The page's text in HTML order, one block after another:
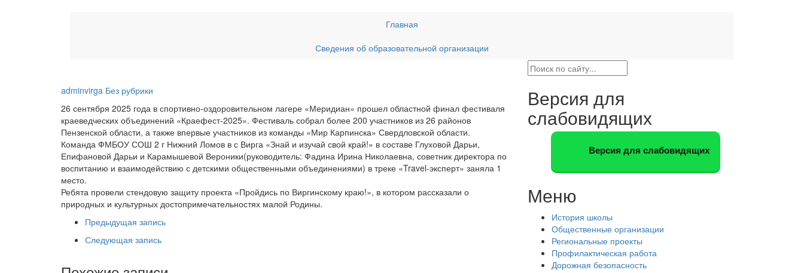
Главная
Сведения об образовательной организации
adminvirga Без рубрики
26 сентября 2025 года в спортивно-оздоровительном лагере «Меридиан» прошел областной финал фестиваля
краеведческих объединений «Краефест-2025». Фестиваль собрал более 200 участников из 26 районов
Пензенской области, а также впервые участников из команды «Мир Карпинска» Свердловской области.
Команда ФМБОУ СОШ 2 г Нижний Ломов в с Вирга «Знай и изучай свой край!» в составе Глуховой Дарьи,
Епифановой Дарьи и Карамышевой Вероники(руководитель: Фадина Ирина Николаевна, советник директора по
воспитанию и взаимодействию с детскими общественными объединениями) в треке «Travel-эксперт» заняла 1
место.
Ребята провели стендовую защиту проекта «Пройдись по Виргинскому краю!», в котором рассказали о
природных и культурных достопримечательностях малой Родины.
Предыдущая запись
Следующая запись
Версия для
слабовидящих
Версия для слабовидящих
Меню
История школы
Общественные организации
Региональные проекты
Профилактическая работа
Дорожная безопасность